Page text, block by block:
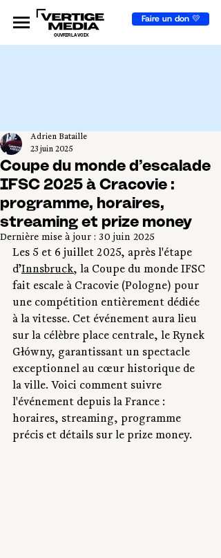
Faire un don 💛
OUVRIR LA VOIX
Coupe du monde d’escalade
IFSC 2025 à Cracovie :
programme, horaires,
streaming et prize money
Adrien Bataille
23 juin 2025
Dernière mise à jour : 30 juin 2025
Les 5 et 6 juillet 2025, après l'étape
d’Innsbruck, la Coupe du monde IFSC
fait escale à Cracovie (Pologne) pour
une compétition entièrement dédiée
à la vitesse. Cet événement aura lieu
sur la célèbre place centrale, le Rynek
Główny, garantissant un spectacle
exceptionnel au cœur historique de
la ville. Voici comment suivre
l'événement depuis la France :
horaires, streaming, programme
précis et détails sur le prize money.